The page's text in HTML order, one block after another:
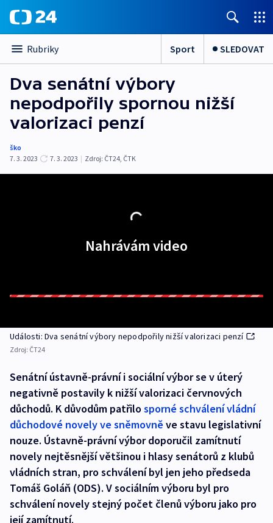
Rubriky Sport SLEDOVAT
Dva senátní výbory
nepodpořily spornou nižší
valorizaci penzí
ško
7. 3. 2023
7. 3. 2023 | Zdroj: ČT24, ČTK
Nahrávám video
Události: Dva senátní výbory nepodpořily nižší valorizaci penzí
Zdroj: ČT24
Senátní ústavně-právní i sociální výbor se v úterý
negativně postavily k nižší valorizaci červnových
důchodů. K důvodům patřilosporné schválení vládní
důchodové novely ve sněmovně ve stavu legislativní
nouze. Ústavně-právní výbor doporučil zamítnutí
novely nejtěsnější většinou i hlasy senátorů z klubů
vládních stran, pro schválení byl jen jeho předseda
Tomáš Goláň (ODS). V sociálním výboru byl pro
schválení novely stejný počet členů výboru jako pro
její zamítnutí.